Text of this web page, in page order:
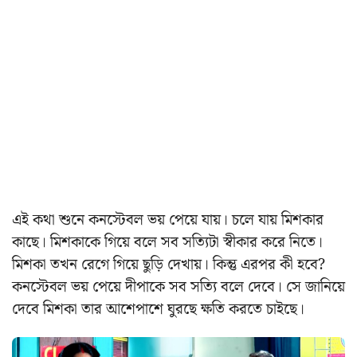
এই কথা শুনে কনস্টেবল ভয় পেয়ে যায়। চলে যায় মিশকার
কাছে। মিশকাকে গিয়ে বলে সব সত্যিটা স্বীকার করে নিতে।
মিশকা তখন রেগে গিয়ে ছুড়ি দেখায়। কিন্তু এরপর কী হবে?
কনস্টেবল ভয় পেয়ে দীপাকে সব সত্যি বলে দেবে। সে জানিয়ে
দেবে মিশকা তার আশেপাশে ঘুরছে ক্ষতি করতে চাইছে।